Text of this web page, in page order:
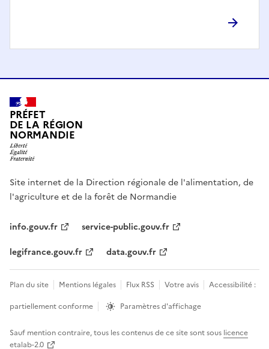
PRÉFET
DE LA RÉGION
NORMANDIE
Site internet de la Direction régionale de l'alimentation, de
l'agriculture et de la forêt de Normandie
info.gouv.fr
service-public.gouv.fr
legifrance.gouv.fr
data.gouv.fr
Plan du site Mentions légales Flux RSS Votre avis
Accessibilité :
partiellement conforme
Paramètres d'affichage
Sauf mention contraire, tous les contenus de ce site sont sous licence
etalab-2.0